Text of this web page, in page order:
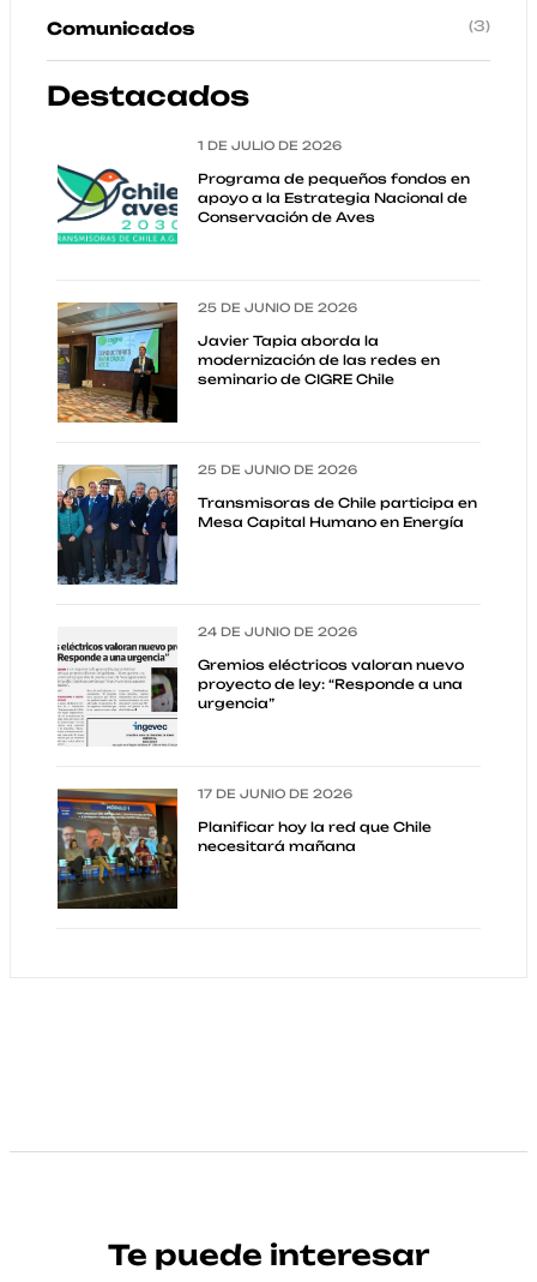
Comunicados
(3)
Destacados
1 DE JULIO DE 2026
Programa de pequeños fondos en
apoyo a la Estrategia Nacional de
Conservación de Aves
25 DE JUNIO DE 2026
Javier Tapia aborda la
modernización de las redes en
seminario de CIGRE Chile
25 DE JUNIO DE 2026
Transmisoras de Chile participa en
Mesa Capital Humano en Energía
24 DE JUNIO DE 2026
Gremios eléctricos valoran nuevo
proyecto de ley: “Responde a una
urgencia”
17 DE JUNIO DE 2026
Planificar hoy la red que Chile
necesitará mañana
Te puede interesar